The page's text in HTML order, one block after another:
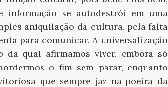
informação se autodestrói em uma
aniquilação da cultura, pela falta
para comunicar. A universalização
da qual afirmamos viver, embora só
o fim sem parar, enquanto
que sempre jaz na poeira da